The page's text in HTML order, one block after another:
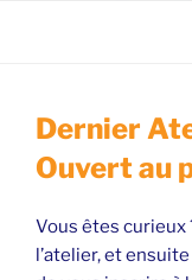
Dernier
Ouvert au
Vous êtes curieux
l’atelier, et